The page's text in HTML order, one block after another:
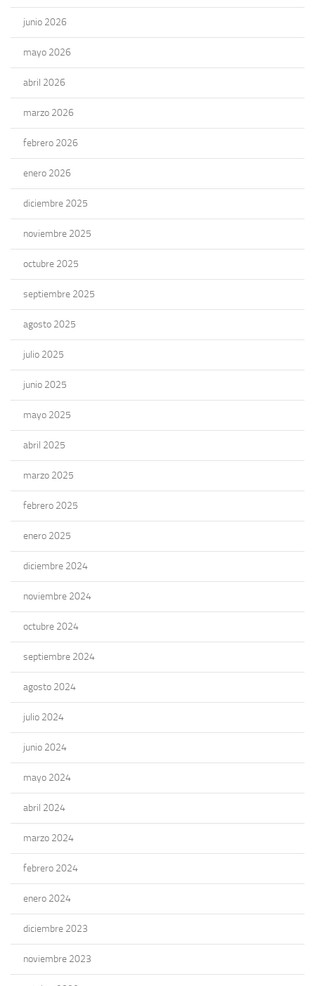
junio 2026
mayo 2026
abril 2026
marzo 2026
febrero 2026
enero 2026
diciembre 2025
noviembre 2025
octubre 2025
septiembre 2025
agosto 2025
julio 2025
junio 2025
mayo 2025
abril 2025
marzo 2025
febrero 2025
enero 2025
diciembre 2024
noviembre 2024
octubre 2024
septiembre 2024
agosto 2024
julio 2024
junio 2024
mayo 2024
abril 2024
marzo 2024
febrero 2024
enero 2024
diciembre 2023
noviembre 2023